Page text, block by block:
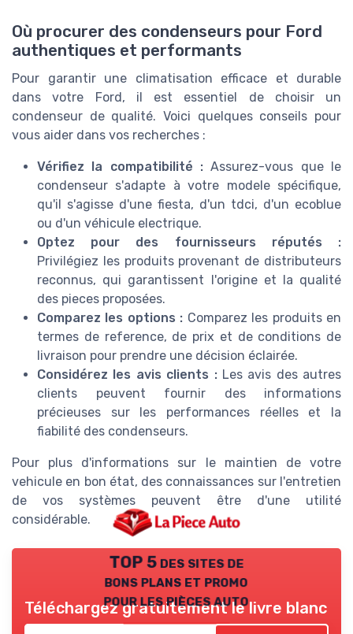
Où procurer des condenseurs pour Ford
authentiques et performants
Pour garantir une climatisation efficace et durable
dans votre Ford, il est essentiel de choisir un
condenseur de qualité. Voici quelques conseils pour
vous aider dans vos recherches :
Vérifiez la compatibilité : Assurez-vous que le
condenseur s'adapte à votre modelespécifique,
qu'il s'agisse d'une fiesta, d'un tdci, d'un ecoblue
ou d'un véhicule electrique.
Optez pour des fournisseurs réputés :
Privilégiez les produitsprovenant de distributeurs
reconnus, qui garantissent l'origine et la qualité
des pieces proposées.
Comparez les options : Comparez les produitsen
termes de reference, de prix et de conditions de
livraison pour prendre une décision éclairée.
Considérez les avis clients :Les avis des autres
clients peuvent fournir des informations
précieuses sur les performances réelles et la
fiabilité des condenseurs.
Pour plus d'informations sur le maintien de votre
vehicule en bon état, des connaissances sur l'entretien
de vos systèmes peuvent être d'une utilité
considérable.
TOP 5 des sites de
bons plans et promo
pour les pièces auto
Téléchargez gratuitement le livre blanc